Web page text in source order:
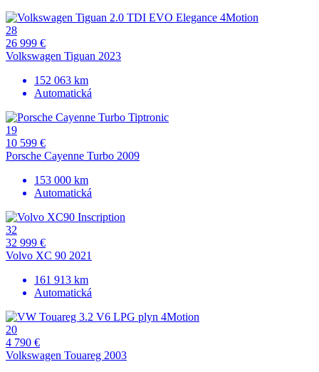
28
26 999 €
Volkswagen Tiguan 2023
152 063 km
Automatická
19
10 599 €
Porsche Cayenne Turbo 2009
153 000 km
Automatická
32
32 999 €
Volvo XC 90 2021
161 913 km
Automatická
20
4 790 €
Volkswagen Touareg 2003